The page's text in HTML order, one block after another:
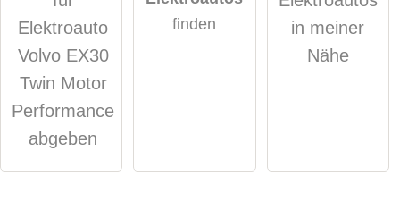
öffentliche Frage stellen Abbrechen
Hinweis:Bitte beachten Sie, öffentliche Fragen sindfür alle
Klicken Sie hier um eine
Elektroauto-Eintrag zu stellen
Elektroauto
Volvo EX30
Twin Motor
Performance
abgeben
finden
in meiner
Nähe